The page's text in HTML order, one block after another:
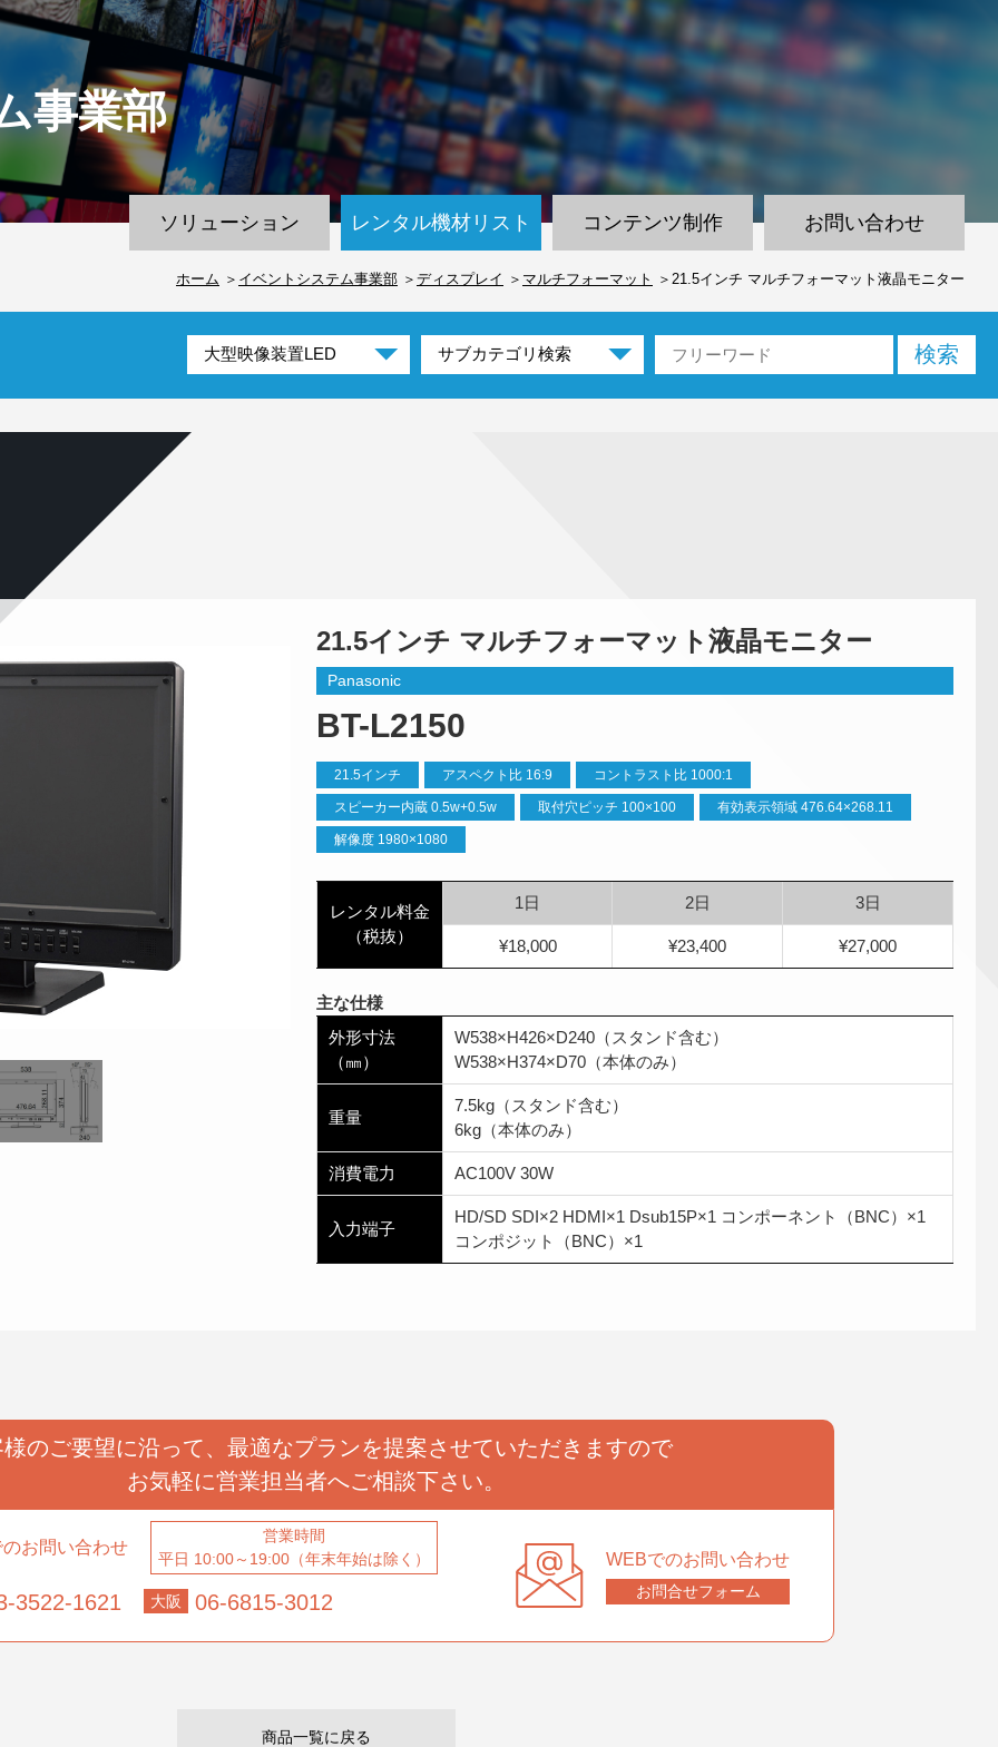
事業部
ソリューション レンタル機材リスト コンテンツ制作 お問い合わせ
ホーム イベントシステム事業部 ディスプレイ マルチフォーマット 21.5インチ マルチフォーマット液晶モニター
21.5インチ マルチフォーマット液晶モニター
Panasonic
BT-L2150
21.5インチ アスペクト比 16:9 コントラスト比 1000:1
スピーカー内蔵 0.5w+0.5w 取付穴ピッチ 100×100 有効表示領域 476.64×268.11
解像度 1980×1080
レンタル料金
（税抜）
1日 2日 3日
¥18,000 ¥23,400 ¥27,000
主な仕様
外形寸法
（㎜）
W538×H426×D240（スタンド含む）
W538×H374×D70（本体のみ）
重量
7.5kg（スタンド含む）
6kg（本体のみ）
消費電力 AC100V 30W
入力端子
HD/SD SDI×2 HDMI×1 Dsub15P×1 コンポーネント（BNC）×1
コンポジット（BNC）×1
のご要望に沿って、 最適なプランを提案させていただきますので
お気軽に営業担当者へご相談下さい。
お問い合わせ
営業時間
平日 10:00～19:00（年末年始は除く）
3522-1621 大阪 06-6815-3012
WEBでのお問い合わせ
お問合せフォーム
商品一覧に戻る